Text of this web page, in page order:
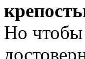
Но чтобы